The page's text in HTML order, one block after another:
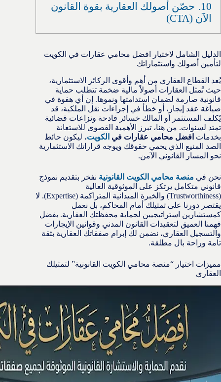
10.
حصّن أصولك العقارية بقوة القانون
الآن (CTA)
الدليل الشامل لاختيار افضل محامي عقارات في الكويت
لتأمين أصولك واستثماراتك
يُعد القطاع العقاري من أهم وأقوى الركائز الاستثمارية،
حيث تُمثل العقارات أصولاً مالية ضخمة تتطلب حماية
قانونية صارمة لضمان استدامتها ونموها. إن أي هفوة في
صياغة عقد إيجار، أو خطأ في إجراءات نقل الملكية، قد
يُكلف المستثمر أو المالك خسائر فادحة ونزاعات قضائية
تمتد لسنوات. من هنا، تبرز الأهمية القصوى للاستعانة
بخدمات افضل محامي عقارات في الكويت، ليكون حائط
الصد المنيع الذي يحمي حقوقك ويوجه قراراتك الاستثمارية
نحو المسار القانوني الآمن.
نحن في منصة محامي الكويت القانونية نفخر بتقديم نموذج
قانوني متكامل يرتكز على الموثوقية العالية
(Trustworthiness) والخبرة الميدانية المتراكمة (Expertise). لا
يقتصر دورنا على تمثيلك أمام المحاكم، بل نعمل
كمستشارين استراتيجيين لحماية محفظتك العقارية. بفضل
فهمنا العميق لتعقيدات القانون المدني وقوانين الإيجارات
والتسجيل العقاري، نضمن لك إبرام صفقاتك العقارية بثقة
تامة وراحة بال مطلقة.
مميزات اختيار “منصة محامي الكويت القانونية” لتمثيلك
العقاري